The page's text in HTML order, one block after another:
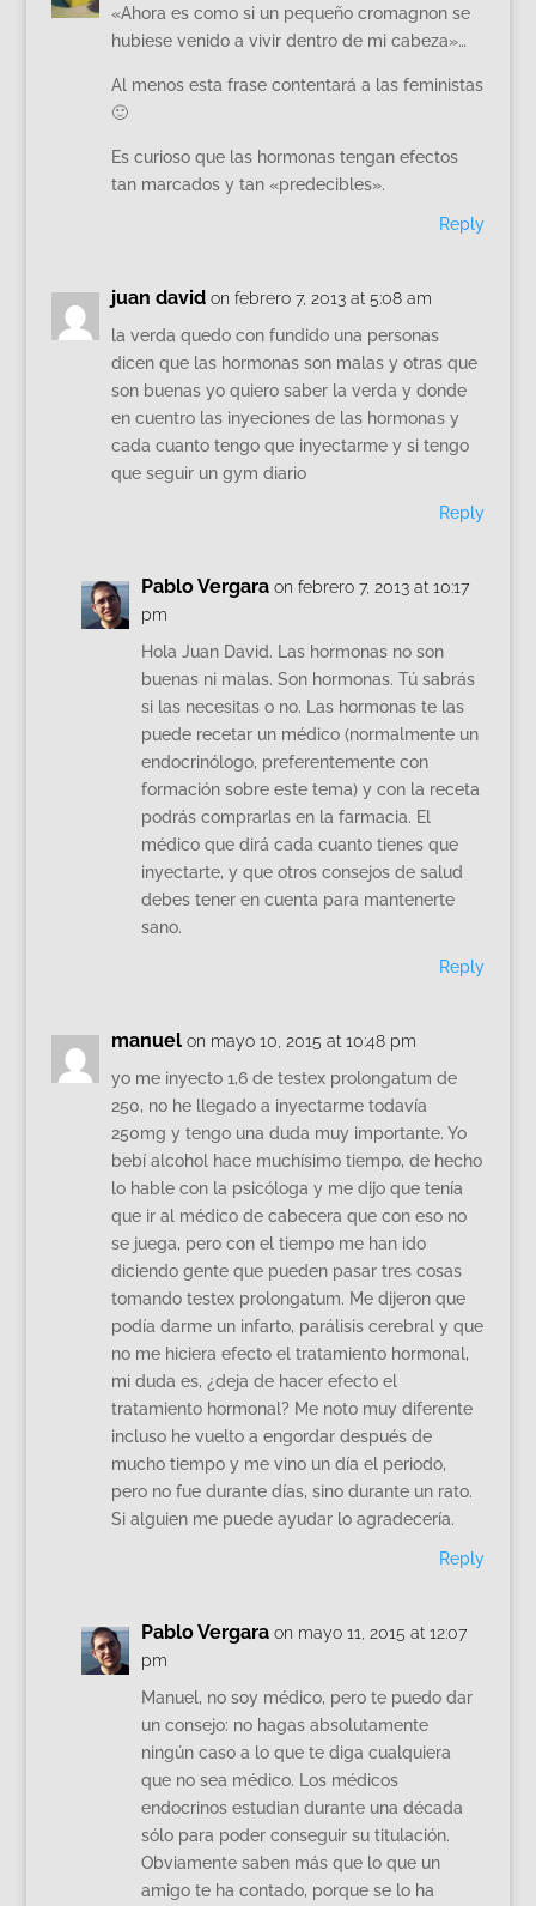
«Ahora es como si un pequeño cromagnon se
hubiese venido a vivir dentro de mi cabeza»…
Al menos esta frase contentará a las feministas
🙂
Es curioso que las hormonas tengan efectos
tan marcados y tan «predecibles».
Reply
juan david on febrero 7, 2013 at 5:08 am
la verda quedo con fundido una personas
dicen que las hormonas son malas y otras que
son buenas yo quiero saber la verda y donde
en cuentro las inyeciones de las hormonas y
cada cuanto tengo que inyectarme y si tengo
que seguir un gym diario
Reply
Pablo Vergara on febrero 7, 2013 at 10:17
pm
Hola Juan David. Las hormonas no son
buenas ni malas. Son hormonas. Tú sabrás
si las necesitas o no. Las hormonas te las
puede recetar un médico (normalmente un
endocrinólogo, preferentemente con
formación sobre este tema) y con la receta
podrás comprarlas en la farmacia. El
médico que dirá cada cuanto tienes que
inyectarte, y que otros consejos de salud
debes tener en cuenta para mantenerte
sano.
Reply
manuel on mayo 10, 2015 at 10:48 pm
yo me inyecto 1,6 de testex prolongatum de
250, no he llegado a inyectarme todavía
250mg y tengo una duda muy importante. Yo
bebí alcohol hace muchísimo tiempo, de hecho
lo hable con la psicóloga y me dijo que tenía
que ir al médico de cabecera que con eso no
se juega, pero con el tiempo me han ido
diciendo gente que pueden pasar tres cosas
tomando testex prolongatum. Me dijeron que
podía darme un infarto, parálisis cerebral y que
no me hiciera efecto el tratamiento hormonal,
mi duda es, ¿deja de hacer efecto el
tratamiento hormonal? Me noto muy diferente
incluso he vuelto a engordar después de
mucho tiempo y me vino un día el periodo,
pero no fue durante días, sino durante un rato.
Si alguien me puede ayudar lo agradecería.
Reply
Pablo Vergara on mayo 11, 2015 at 12:07
pm
Manuel, no soy médico, pero te puedo dar
un consejo: no hagas absolutamente
ningún caso a lo que te diga cualquiera
que no sea médico. Los médicos
endocrinos estudian durante una década
sólo para poder conseguir su titulación.
Obviamente saben más que lo que un
amigo te ha contado, porque se lo ha